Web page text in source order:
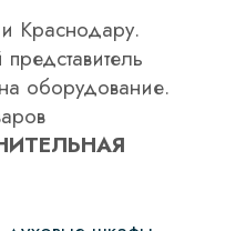
Краснодару.
оборудование.